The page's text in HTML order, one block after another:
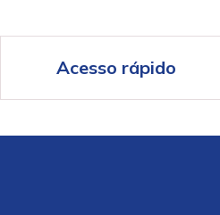
Acesso rápido